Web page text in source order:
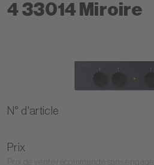
4 33014 Miroire
N° d'article
Prix